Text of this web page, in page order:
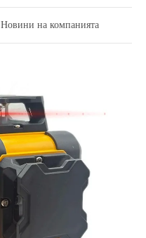
Новини на компанията